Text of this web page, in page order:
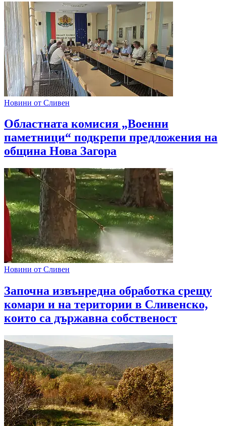
Новини от Сливен
Областната комисия „Военни
паметници“ подкрепи предложения на
община Нова Загора
Новини от Сливен
Започна извънредна обработка срещу
комари и на територии в Сливенско,
които са държавна собственост